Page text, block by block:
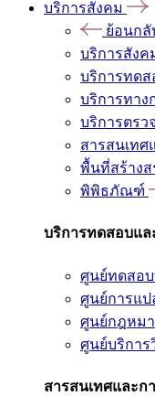
บริการสังคม
ย้อนกลั
บริการสังค
บริการทดส
บริการทาง
บริการตรว
สารสนเทศ
พื้นที่สร้างส
พิพิธภัณฑ์
บริการทดสอบแล
ศูนย์ทดสอบ
ศูนย์การแป
ศูนย์กฎหม
ศูนย์บริกา
สารสนเทศและก